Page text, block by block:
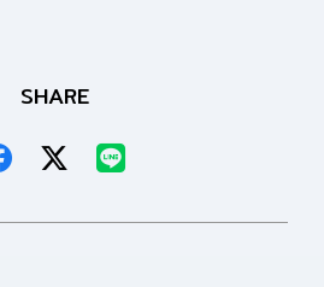
SHARE